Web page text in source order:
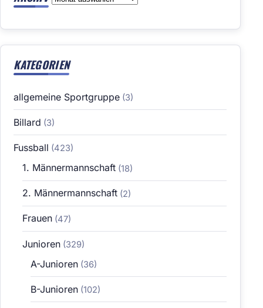
KATEGORIEN
allgemeine Sportgruppe (3)
Billard (3)
Fussball (423)
1. Männermannschaft(18)
2. Männermannschaft(2)
Frauen(47)
Junioren(329)
A-Junioren (36)
B-Junioren (102)